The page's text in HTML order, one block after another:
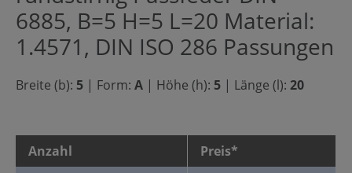
6885, B=5 H=5 L=20 Material:
1.4571, DIN ISO 286 Passungen
Breite (b): 5 | Form: A | Höhe (h): 5 | Länge (l): 20
Anzahl
Preis*